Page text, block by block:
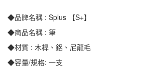
◆品牌名稱 : Splus 【S+】
◆商品名稱 : 筆
◆材質 : 木桿、鋁、尼龍毛
◆容量/規格: 一支